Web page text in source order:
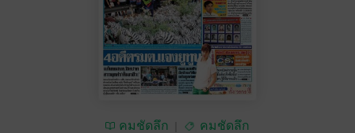
คมชัดลึก คมชัดลึก